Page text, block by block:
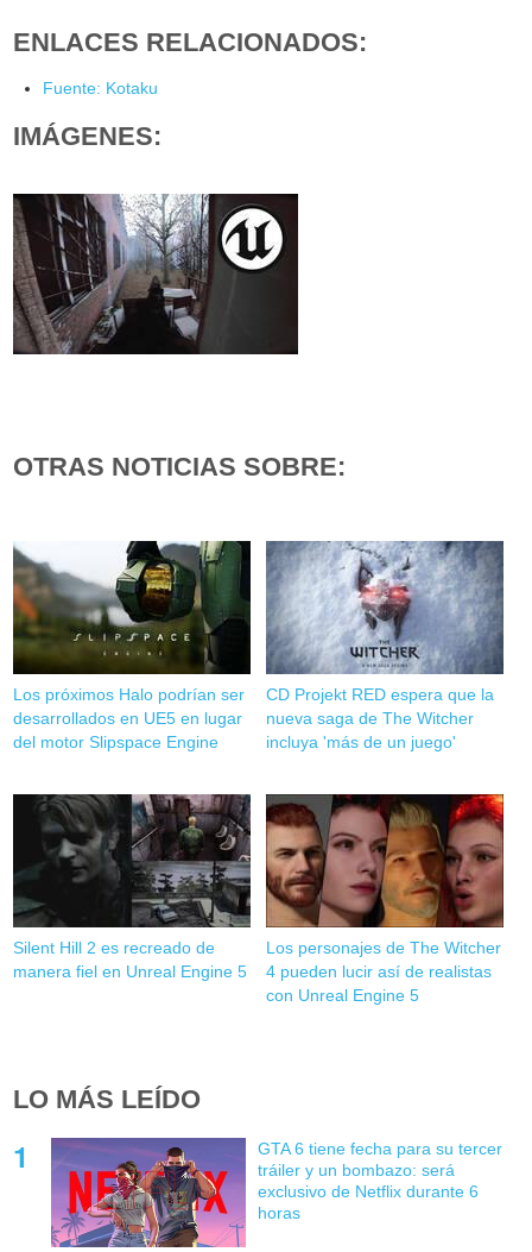
ENLACES RELACIONADOS:
Fuente: Kotaku
IMÁGENES:
OTRAS NOTICIAS SOBRE:
Los próximos Halo podrían ser
desarrollados en UE5 en lugar
del motor Slipspace Engine
CD Projekt RED espera que la
nueva saga de The Witcher
incluya 'más de un juego'
Silent Hill 2 es recreado de
manera fiel en Unreal Engine 5
Los personajes de The Witcher
4 pueden lucir así de realistas
con Unreal Engine 5
LO MÁS LEÍDO
GTA 6 tiene fecha para su tercer
tráiler y un bombazo: será
exclusivo de Netflix durante 6
horas